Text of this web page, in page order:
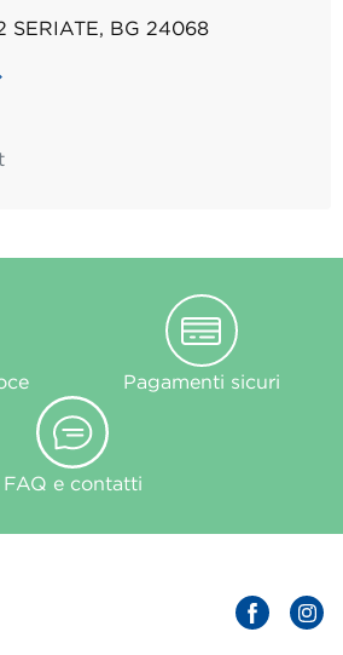
SERIATE, BG 24068
Pagamenti sicuri
FAQ e contatti